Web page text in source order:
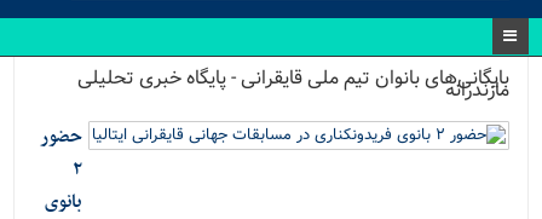
بایگانی‌های بانوان تیم ملی قایقرانی - پایگاه خبری تحلیلی
مازندرانه
حضور
۲
بانوی